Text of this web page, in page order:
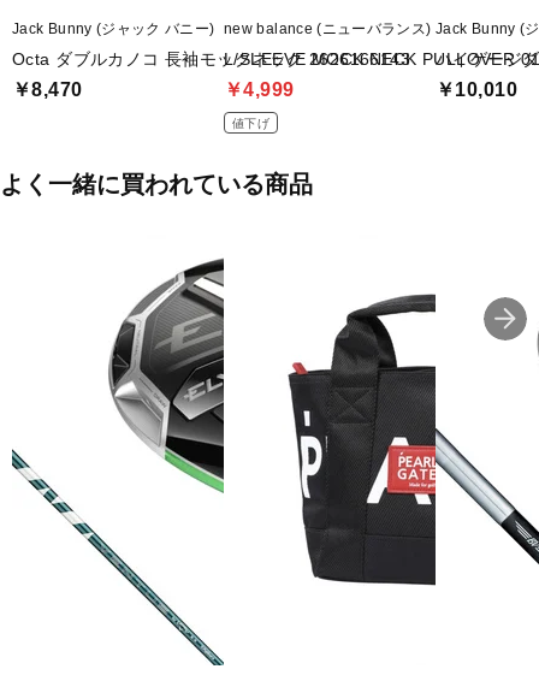
Jack Bunny (ジャック バニー)
Octa ダブルカノコ 長袖モックネック 2626166143
￥8,470
new balance (ニューバランス)
L/SLEEVE MOCK NECK PULLOVER
￥4,999
値下げ
Jack Bunny (
ハイゲージ
￥10,010
よく一緒に買われている商品